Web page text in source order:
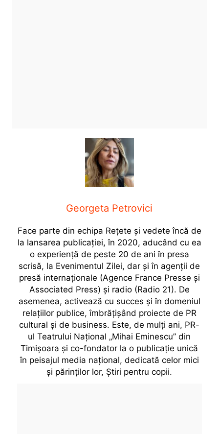
Georgeta Petrovici
Face parte din echipa Rețete și vedete încă de
la lansarea publicației, în 2020, aducând cu ea
o experiență de peste 20 de ani în presa
scrisă, la Evenimentul Zilei, dar și în agenții de
presă internaționale (Agence France Presse și
Associated Press) și radio (Radio 21). De
asemenea, activează cu succes și în domeniul
relațiilor publice, îmbrățișând proiecte de PR
cultural și de business. Este, de mulți ani, PR-
ul Teatrului Național „Mihai Eminescu” din
Timișoara și co-fondator la o publicație unică
în peisajul media național, dedicată celor mici
și părinților lor, Știri pentru copii.